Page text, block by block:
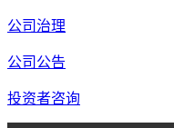
公司治理
公司公告
投资者咨询